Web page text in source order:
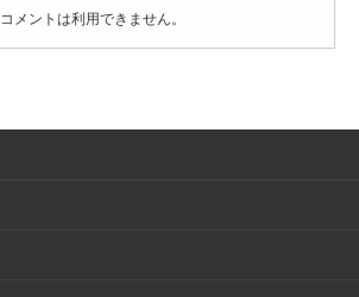
コメントは利用できません。